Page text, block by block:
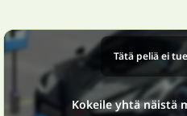
Tätä peliä ei
Kokeile yhtä näistä